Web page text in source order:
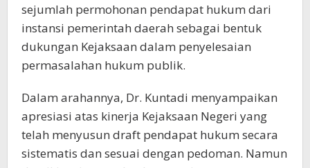
sejumlah permohonan pendapat hukum dari
instansi pemerintah daerah sebagai bentuk
dukungan Kejaksaan dalam penyelesaian
permasalahan hukum publik.
Dalam arahannya, Dr. Kuntadi menyampaikan
apresiasi atas kinerja Kejaksaan Negeri yang
telah menyusun draft pendapat hukum secara
sistematis dan sesuai dengan pedoman. Namun